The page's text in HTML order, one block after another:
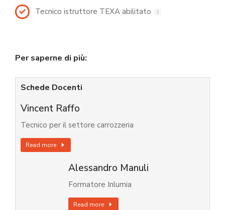
Tecnico istruttore TEXA abilitato 1
Per saperne di più:
Schede Docenti
Vincent Raffo
Tecnico per il settore carrozzeria
Read more
Alessandro Manuli
Formatore Inlumia
Read more